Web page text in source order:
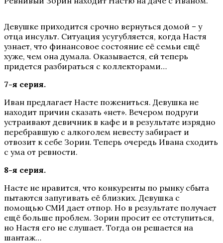
Девушке приходится срочно вернуться домой – у
отца инсульт. Ситуация усугубляется, когда Настя
узнает, что финансовое состояние её семьи ещё
хуже, чем она думала. Оказывается, ей теперь
придется разбираться с коллекторами…
7-я серия.
Иван предлагает Насте пожениться. Девушка не
находит причин сказать «нет». Вечером подруги
устраивают девичник в кафе и в результате изрядно
перебравшую с алкоголем невесту забирает и
отвозит к себе Зорин. Теперь очередь Ивана сходить
с ума от ревности.
8-я серия.
Насте не нравится, что конкуренты по рынку сбыта
пытаются запугивать её близких. Девушка с
помощью СМИ дает отпор. Но в результате получает
ещё больше проблем. Зорин просит ее отступиться,
но Настя его не слушает. Тогда он решается на
шантаж…